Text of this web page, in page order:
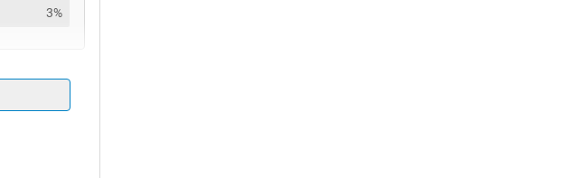
bung
3%